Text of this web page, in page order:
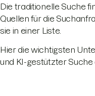
Die traditionelle Suche
Quellen für die
sie in einer Liste.
Hier die wichtigsten
und KI-gestützter Suche